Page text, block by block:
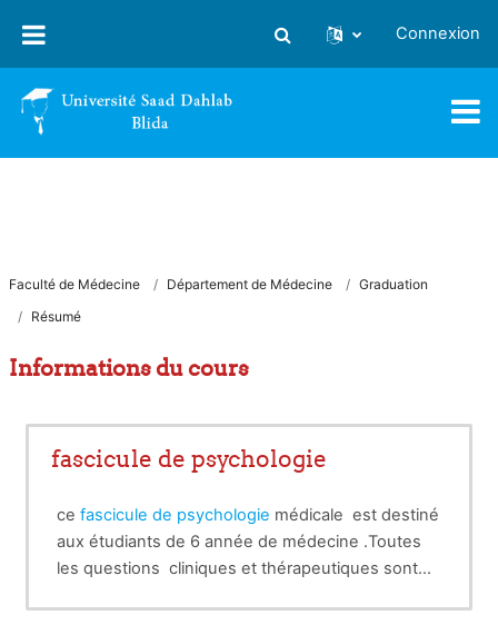
Activer/désactiver la saisie
Connexion
Faculté de Médecine Département de Médecine
Graduation
Résumé
Informations du cours
fascicule de psychologie
ce fascicule de psychologie médicale est destiné
aux étudiants de 6 année de médecine .Toutes
les questions cliniques et thérapeutiques sont